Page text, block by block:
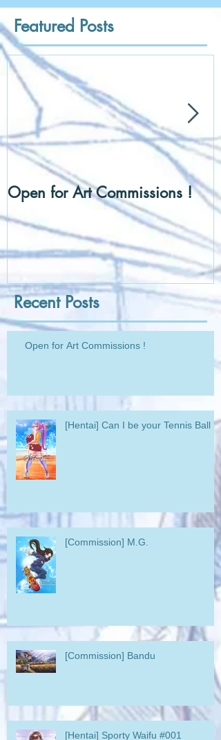
Featured Posts
Open for Art Commissions !
Recent Posts
Open for Art Commissions !
[Hentai] Can I be your Tennis Ball ?
[Commission] M.G.
[Commission] Bandu
[Hentai] Sporty Waifu #001